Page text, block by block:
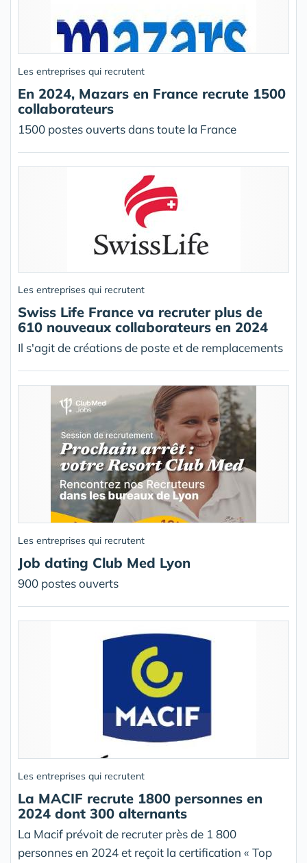
Les entreprises qui recrutent
En 2024, Mazars en France recrute 1500
collaborateurs
1500 postes ouverts dans toute la France
Les entreprises qui recrutent
Swiss Life France va recruter plus de
610 nouveaux collaborateurs en 2024
Il s'agit de créations de poste et de remplacements
Les entreprises qui recrutent
Job dating Club Med Lyon
900 postes ouverts
Les entreprises qui recrutent
La MACIF recrute 1800 personnes en
2024 dont 300 alternants
La Macif prévoit de recruter près de 1 800
personnes en 2024 et reçoit la certification « Top